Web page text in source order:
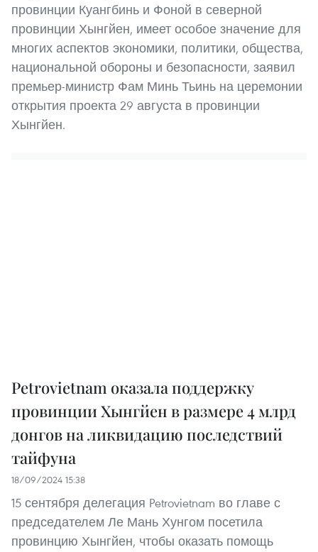
провинции Куангбинь и Фоной в северной
провинции Хынгйен, имеет особое значение для
многих аспектов экономики, политики, общества,
национальной обороны и безопасности, заявил
премьер-министр Фам Минь Тьинь на церемонии
открытия проекта 29 августа в провинции
Хынгйен.
Petrovietnam оказала поддержку
провинции Хынгйен в размере 4 млрд
донгов на ликвидацию последствий
тайфуна
18/09/2024 15:38
15 сентября делегация Petrovietnam во главе с
председателем Ле Мань Хунгом посетила
провинцию Хынгйен, чтобы оказать помощь